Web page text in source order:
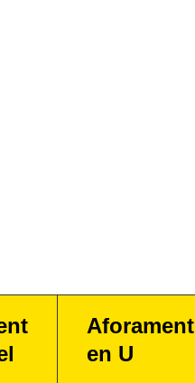
Aforament
en U